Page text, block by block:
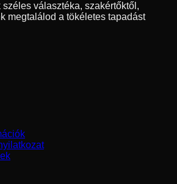
választéka, szakértőktől,
megtalálod a tökéletes tapadást